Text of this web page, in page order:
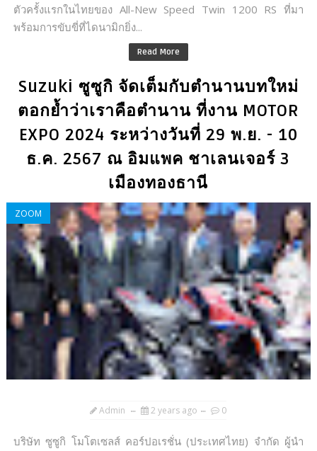
ตัวครั้งแรกในไทยของ All-New Speed Twin 1200 RS ที่มา
พร้อมการขับขี่ที่ไดนามิกยิ่ง...
Read More
Suzuki ซูซูกิ จัดเต็มกับตำนานบทใหม่
ตอกย้ำว่าเราคือตำนาน ที่งาน MOTOR
EXPO 2024 ระหว่างวันที่ 29 พ.ย. - 10
ธ.ค. 2567 ณ อิมแพค ชาเลนเจอร์ 3
เมืองทองธานี
ZOOM
Admin 2 years ago 0
บริษัท ซูซูกิ โมโตเซลส์ คอร์ปอเรชั่น (ประเทศไทย) จำกัด ผู้นำ